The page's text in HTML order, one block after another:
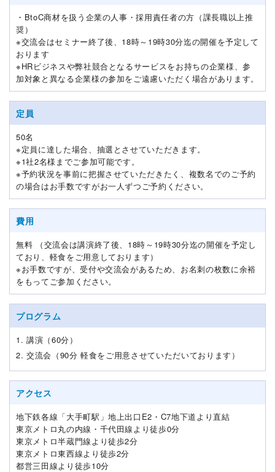
・BtoC商材を扱う企業の人事・採用責任者の方（課長職以上推
奨）
※交流会はセミナー終了後、18時～19時30分迄の開催を予定して
おります
※HRビジネスや弊社競合となるサービスをお持ちの企業様、参
加対象と異なる企業様の参加をご遠慮いただく場合があります。
定員
50名
※定員に達した場合、抽選とさせていただきます。
※1社2名様までご参加可能です。
※予約状況を事前に把握させていただきたく、複数名でのご予約
の場合はお手数ですがお一人ずつご予約ください。
費用
無料 （交流会は講演終了後、18時～19時30分迄の開催を予定し
ており、軽食をご用意しております）
※お手数ですが、受付や交流会があるため、お名刺の枚数に余裕
をもってご参加ください。
プログラム
1. 講演（60分）
2. 交流会（90分 軽食をご用意させていただいております）
アクセス
地下鉄各線「大手町駅」地上出口E2・C7地下道より直結
東京メトロ丸の内線・千代田線より徒歩0分
東京メトロ半蔵門線より徒歩2分
東京メトロ東西線より徒歩2分
都営三田線より徒歩10分